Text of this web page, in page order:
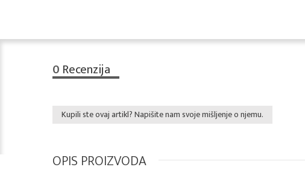
0 Recenzija
Kupili ste ovaj artikl? Napišite nam svoje mišljenje o njemu.
OPIS PROIZVODA